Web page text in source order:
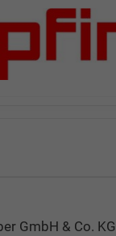
GmbH & Co. KG